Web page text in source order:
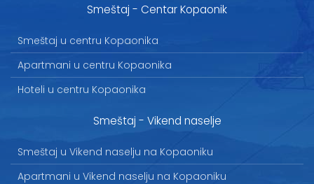
Smeštaj - Centar Kopaonik
Smeštaj u centru Kopaonika
Apartmani u centru Kopaonika
Hoteli u centru Kopaonika
Smeštaj - Vikend naselje
Smeštaj u Vikend naselju na Kopaoniku
Apartmani u Vikend naselju na Kopaoniku